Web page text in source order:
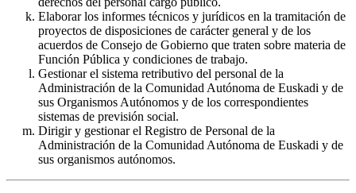
Elaborar los informes técnicos y jurídicos en la tramitación de
proyectos de disposiciones de carácter general y de los
acuerdos de Consejo de Gobierno que traten sobre materia de
Función Pública y condiciones de trabajo.
Gestionar el sistema retributivo del personal de la
Administración de la Comunidad Autónoma de Euskadi y de
sus Organismos Autónomos y de los correspondientes
sistemas de previsión social.
Dirigir y gestionar el Registro de Personal de la
Administración de la Comunidad Autónoma de Euskadi y de
sus organismos autónomos.